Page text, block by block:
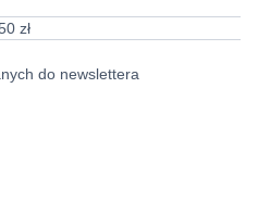
zł
do newslettera